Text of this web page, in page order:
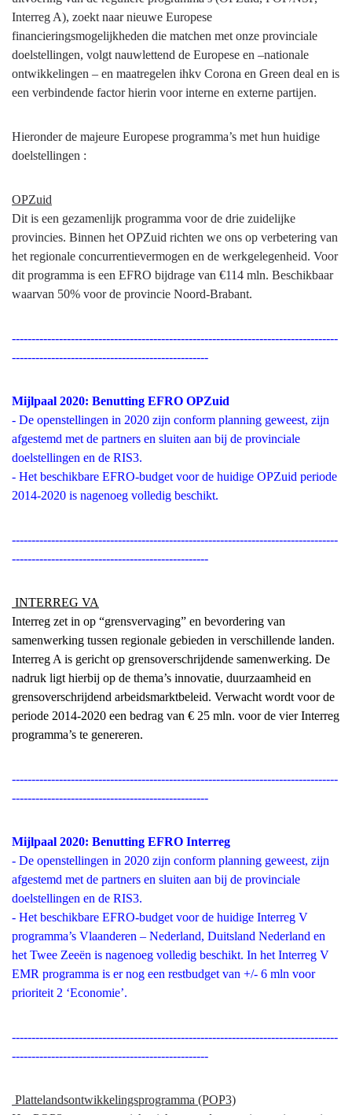
Interreg A), zoekt naar nieuwe Europese
financieringsmogelijkheden die matchen met onze provinciale
doelstellingen, volgt nauwlettend de Europese en –nationale
ontwikkelingen – en maatregelen ihkv Corona en Green deal en is
een verbindende factor hierin voor interne en externe partijen.
Hieronder de majeure Europese programma’s met hun huidige
doelstellingen :
OPZuid
Dit is een gezamenlijk programma voor de drie zuidelijke
provincies. Binnen het OPZuid richten we ons op verbetering van
het regionale concurrentievermogen en de werkgelegenheid. Voor
dit programma is een EFRO bijdrage van €114 mln. Beschikbaar
waarvan 50% voor de provincie Noord-Brabant.
-----------------------------------------------------------------------------------
--------------------------------------------------
Mijlpaal 2020: Benutting EFRO OPZuid
- De openstellingen in 2020 zijn conform planning geweest, zijn
afgestemd met de partners en sluiten aan bij de provinciale
doelstellingen en de RIS3.
- Het beschikbare EFRO-budget voor de huidige OPZuid periode
2014-2020 is nagenoeg volledig beschikt.
-----------------------------------------------------------------------------------
--------------------------------------------------
INTERREG VA
Interreg zet in op “grensvervaging” en bevordering van
samenwerking tussen regionale gebieden in verschillende landen.
Interreg A is gericht op grensoverschrijdende samenwerking. De
nadruk ligt hierbij op de thema’s innovatie, duurzaamheid en
grensoverschrijdend arbeidsmarktbeleid. Verwacht wordt voor de
periode 2014-2020 een bedrag van € 25 mln. voor de vier Interreg
programma’s te genereren.
-----------------------------------------------------------------------------------
--------------------------------------------------
Mijlpaal 2020: Benutting EFRO Interreg
- De openstellingen in 2020 zijn conform planning geweest, zijn
afgestemd met de partners en sluiten aan bij de provinciale
doelstellingen en de RIS3.
- Het beschikbare EFRO-budget voor de huidige Interreg V
programma’s Vlaanderen – Nederland, Duitsland Nederland en
het Twee Zeeën is nagenoeg volledig beschikt. In het Interreg V
EMR programma is er nog een restbudget van +/- 6 mln voor
prioriteit 2 ‘Economie’.
-----------------------------------------------------------------------------------
--------------------------------------------------
Plattelandsontwikkelingsprogramma (POP3)